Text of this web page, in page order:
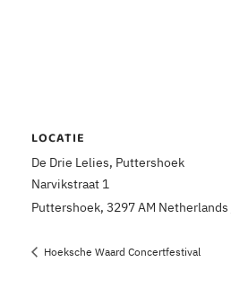
LOCATIE
De Drie Lelies, Puttershoek
Narvikstraat 1
Puttershoek, 3297 AM Netherlands
Hoeksche Waard Concertfestival